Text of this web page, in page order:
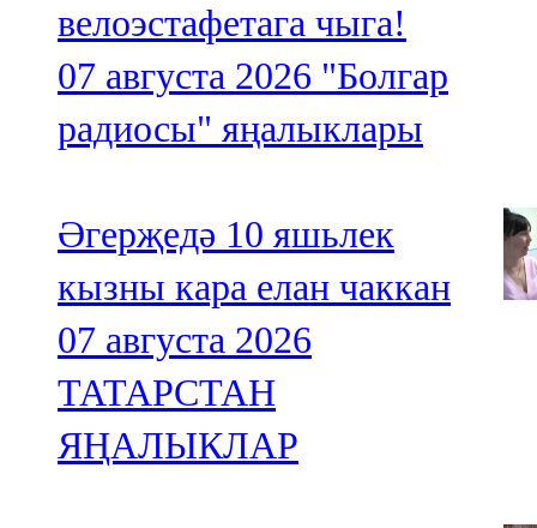
велоэстафетага чыга!
07 августа 2026 "Болгар
радиосы" яңалыклары
Әгерҗедә 10 яшьлек
кызны кара елан чаккан
07 августа 2026
ТАТАРСТАН
ЯҢАЛЫКЛАР